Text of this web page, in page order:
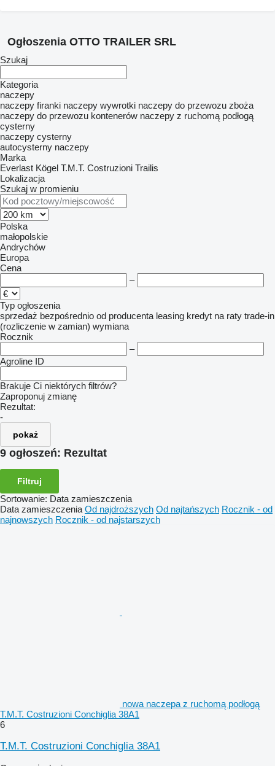
Ogłoszenia OTTO TRAILER SRL
Szukaj
Kategoria
naczepy
naczepy firanki naczepy wywrotki naczepy do przewozu zboża
naczepy do przewozu kontenerów naczepy z ruchomą podłogą
cysterny
naczepy cysterny
autocysterny naczepy
Marka
Everlast Kögel T.M.T. Costruzioni Trailis
Lokalizacja
Szukaj w promieniu
Polska
małopolskie
Andrychów
Europa
Cena
–
Typ ogłoszenia
sprzedaż bezpośrednio od producenta leasing kredyt na raty trade-in
(rozliczenie w zamian) wymiana
Rocznik
–
Agroline ID
Brakuje Ci niektórych filtrów?
Zaproponuj zmianę
Rezultat:
-
pokaż
9 ogłoszeń: Rezultat
Filtruj
Sortowanie: Data zamieszczenia
Data zamieszczenia Od najdroższych Od najtańszych Rocznik - od
najnowszych Rocznik - od najstarszych
nowa naczepa z ruchomą podłogą
T.M.T. Costruzioni Conchiglia 38A1
6
T.M.T. Costruzioni Conchiglia 38A1